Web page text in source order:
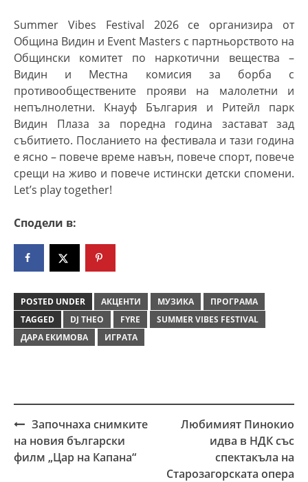
Summer Vibes Festival 2026 се организира от
Община Видин и Event Masters с партньорството на
Общински комитет по наркотични вещества –
Видин и Местна комисия за борба с
противообществените прояви на малолетни и
непълнолетни. Кнауф България и Ритейл парк
Видин Плаза за поредна година застават зад
събитието. Посланието на фестивала и тази година
е ясно – повече време навън, повече спорт, повече
срещи на живо и повече истински детски спомени.
Let’s play together!
Сподели в:
POSTED UNDER АКЦЕНТИ МУЗИКА
ПРОГРАМА
TAGGED
DJ THEO FYRE
SUMMER VIBES FESTIVAL
ДАРА ЕКИМОВА
ИГРАТА
Post
navigation
Започнаха снимките
на новия български
филм „Цар на Капана“
Любимият Пинокио
идва в НДК със
спектакъла на
Старозагорската опера